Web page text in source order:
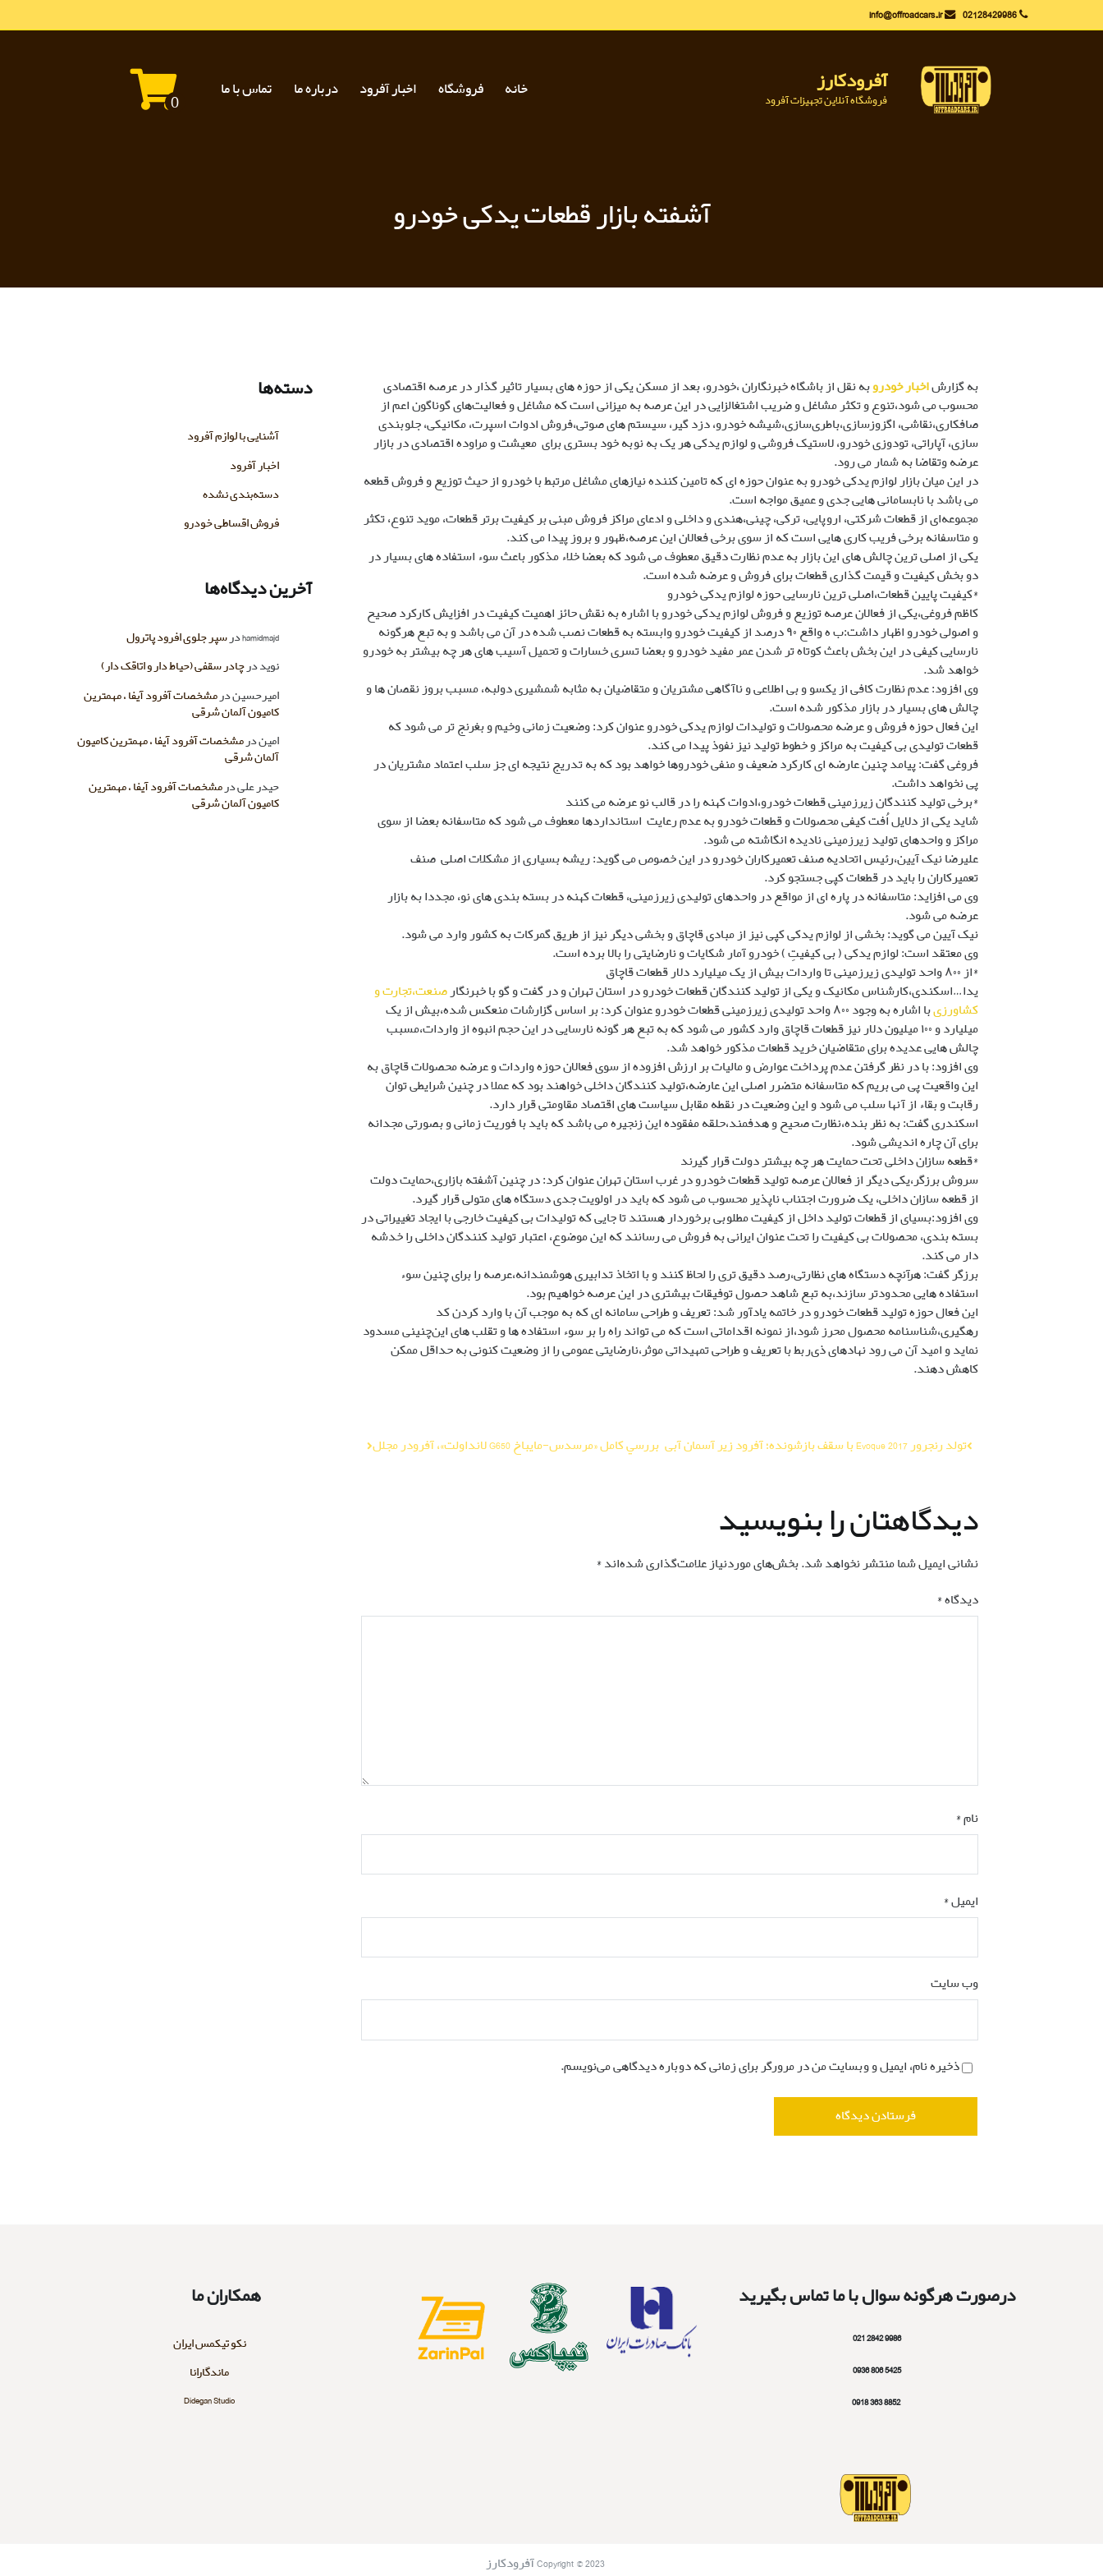
to
02128429986
info@offroadcars.ir
آفرودکارز
فروشگاه آنلاین تجهیزات آفرود
خانه فروشگاه اخبار آفرود درباره ما تماس با ما 0
آشفته بازار قطعات یدکی خودرو
به گزارشاخبار خودروبه نقل از باشگاه خبرنگاران ،خودرو، بعد از مسکن یکی از حوزه های بسیار تاثیر گذار در عرصه اقتصادی
محسوب می شود،تنوع و تکثر مشاغل و ضریب اشتغالزایی در این عرصه به میزانی است که مشاغل و فعالیت‌های گوناگون اعم از
صافکاری،نقاشی، اگزوزسازی،باطری‌سازی،شیشه خودرو، دزد گیر، سیستم های صوتی،فروش ادوات اسپرت، مکانیکی، جلوبندی
سازی، آپاراتی، تودوزی خودرو، لاستیک فروشی و لوازم یدکی هر یک به نوبه خود بستری برای معیشت و مراوده اقتصادی در بازار
عرضه وتقاضا به شمار می رود.
در این میان بازار لوازم یدکی خودرو به عنوان حوزه ای که تامین کننده نیازهای مشاغل مرتبط با خودرو از حیث توزیع و فروش قطعه
می باشد با نابسامانی هایی جدی و عمیق مواجه است.
مجموعه‌ای از قطعات شرکتی، اروپایی، ترکی، چینی،هندی و داخلی و ادعای مراکز فروش مبنی بر کیفیت برتر قطعات، موید تنوع، تکثر
و متاسفانه برخی فریب کاری هایی است که از سوی برخی فعالان این عرصه،ظهور و بروز پیدا می کند.
یکی از اصلی ترین چالش های این بازار به عدم نظارت دقیق معطوف می شود که بعضا خلاء مذکور باعث سوء استفاده های بسیار در
دو بخش کیفیت و قیمت گذاری قطعات برای فروش و عرضه شده است.
*کیفیت پایین قطعات،اصلی ترین نارسایی حوزه لوازم یدکی خودرو
کاظم فروغی،یکی از فعالان عرصه توزیع و فروش لوازم یدکی خودرو با اشاره به نقش حائز اهمیت کیفیت در افزایش کارکرد صحیح
و اصولی خودرو اظهار داشت:ب ه واقع ۹۰ درصد از کیفیت خودرو وابسته به قطعات نصب شده در آن می باشد و به تبع هرگونه
نارسایی کیفی در این بخش باعث کوتاه تر شدن عمر مفید خودرو و بعضا تسری خسارات و تحمیل آسیب های هر چه بیشتر به خودرو
خواهد شد.
وی افزود: عدم نظارت کافی از یکسو و بی اطلاعی و ناآگاهی مشتریان و متقاضیان به مثابه شمشیری دولبه، مسبب بروز نقصان ها و
چالش های بسیار در بازار مذکور شده است.
این فعال حوزه فروش و عرضه محصولات و تولیدات لوازم یدکی خودرو عنوان کرد: وضعیت زمانی وخیم و بغرنج تر می شود که
قطعات تولیدی بی کیفیت به مراکز و خطوط تولید نیز نفوذ پیدا می کند.
فروغی گفت: پیامد چنین عارضه ای کارکرد ضعیف و منفی خودروها خواهد بود که به تدریج نتیجه ای جز سلب اعتماد مشتریان در
پی نخواهد داشت.
*برخی تولید کنندگان زیرزمینی قطعات خودرو،ادوات کهنه را در قالب نو عرضه می کنند
شاید یکی از دلایل اُفت کیفی محصولات و قطعات خودرو به عدم رعایت استانداردها معطوف می شود که متاسفانه بعضا از سوی
مراکز و واحدهای تولید زیرزمینی نادیده انگاشته می شود.
علیرضا نیک آیین،رئیس اتحادیه صنف تعمیرکاران خودرو در این خصوص می گوید: ریشه بسیاری از مشکلات اصلی صنف
تعمیرکاران را باید در قطعات کپی جستجو کرد.
وی می افزاید: متاسفانه در پاره ای از مواقع در واحدهای تولیدی زیرزمینی، قطعات کهنه در بسته بندی های نو، مجددا به بازار
عرضه می شود.
نیک آیین می گوید: بخشی از لوازم یدکی کپی نیز از مبادی قاچاق و بخشی دیگر نیز از طریق گمرکات به کشور وارد می شود.
وی معتقد است: لوازم یدکی ( بی کیفیتِ ) خودرو آمار شکایات و نارضایتی را بالا برده است.
*از ۸۰۰ واحد تولیدی زیرزمینی تا واردات بیش از یک میلیارد دلار قطعات قاچاق
یدا…اسکندی،کارشناس مکانیک و یکی از تولید کنندگان قطعات خودرو در استان تهران و در گفت و گو با خبرنگارصنعت،تجارت و
کشاورزی
با اشاره به وجود ۸۰۰ واحد تولیدی زیرزمینی قطعات خودرو عنوان کرد: بر اساس گزارشات منعکس شده،بیش از یک
میلیارد و ۱۰۰ میلیون دلار نیز قطعات قاچاق وارد کشور می شود که به تبع هر گونه نارسایی در این حجم انبوه از واردات،مسبب
چالش هایی عدیده برای متقاضیان خرید قطعات مذکور خواهد شد.
وی افزود: با در نظر گرفتن عدم پرداخت عوارض و مالیات بر ارزش افزوده از سوی فعالان حوزه واردات و عرضه محصولات قاچاق به
این واقعیت پی می بریم که متاسفانه متضرر اصلی این عارضه،تولید کنندگان داخلی خواهند بود که عملا در چنین شرایطی توان
رقابت و بقاء از آنها سلب می شود و این وضعیت در نقطه مقابل سیاست های اقتصاد مقاومتی قرار دارد.
اسکندری گفت: به نظر بنده،نظارت صحیح و هدفمند،حلقه مفقوده این زنجیره می باشد که باید با فوریت زمانی و بصورتی مجدانه
برای آن چاره اندیشی شود.
*قطعه سازان داخلی تحت حمایت هر چه بیشتر دولت قرار گیرند
سروش برزگر،یکی دیگر از فعالان عرصه تولید قطعات خودرو در غرب استان تهران عنوان کرد: در چنین آشفته بازاری،حمایت دولت
از قطعه سازان داخلی، یک ضرورت اجتناب ناپذیر محسوب می شود که باید در اولویت جدی دستگاه های متولی قرار گیرد.
وی افزود:بسیای از قطعات تولید داخل از کیفیت مطلوبی برخوردار هستند تا جایی که تولیدات بی کیفیت خارجی با ایجاد تغییراتی در
بسته بندی، محصولات بی کیفیت را تحت عنوان ایرانی به فروش می رسانند که این موضوع، اعتبار تولید کنندگان داخلی را خدشه
دار می کند.
برزگر گفت: هرآنچه دستگاه های نظارتی،رصد دقیق تری را لحاظ کنند و با اتخاذ تدابیری هوشمندانه،عرصه را برای چنین سوء
استفاده هایی محدودتر سازند،به تبع شاهد حصول توفیقات بیشتری در این عرصه خواهیم بود.
این فعال حوزه تولید قطعات خودرو در خاتمه یادآور شد: تعریف و طراحی سامانه ای که به موجب آن با وارد کردن کد
رهگیری،شناسنامه محصول محرز شود،از نمونه اقداماتی است که می تواند راه را بر سوء استفاده ها و تقلب های این‌چنینی مسدود
نماید و امید آن می رود نهادهای ذی‌ربط با تعریف و طراحی تمهیداتی موثر،نارضایتی عمومی را از وضعیت کنونی به حداقل ممکن
کاهش دهند.
راهبری
تولد رنجرور 2017 Evoque با سقف بازشونده؛ آفرود زیر آسمان آبی بررسي کامل «مرسدس-مايباخ G650 لانداولت»، آفرودر مجلل
دیدگاهتان را بنویسید
نشانی ایمیل شما منتشر نخواهد شد.بخش‌های موردنیاز علامت‌گذاری شده‌اند*
دیدگاه*
نام*
ایمیل*
وب‌ سایت
ذخیره نام، ایمیل و وبسایت من در مرورگر برای زمانی که دوباره دیدگاهی می‌نویسم.
دسته‌ها
آشنایی با لوازم آفرود
اخبار آفرود
دسته‌بندی نشده
فروش اقساطی خودرو
آخرین دیدگاه‌ها
hamidmajdدرسپر جلوی افرود پاترول
نویددرچادر سقفی (حیاط دار و اتاقک دار)
امیرحسیندرمشخصات آفرود آیفا ، مهمترین
کامیون آلمان شرقی
امیندرمشخصات آفرود آیفا ، مهمترین کامیون
آلمان شرقی
حیدر علیدر مشخصات آفرود آیفا ، مهمترین
کامیون آلمان شرقی
درصورت هرگونه سوال با ما تماس بگیرید
9986 2842 021
5425 806 0936
8852 363 0918
همکاران ما
نکو تیکمس ایران
ماندگارانا
Didegan Studio
Copyright © 2023 آفرودکارز